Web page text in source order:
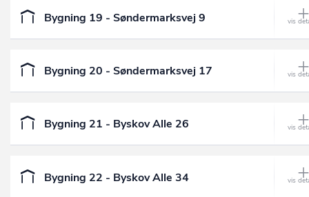
Bygning 19 - Søndermarksvej 9
Bygning 20 - Søndermarksvej 17
Bygning 21 - Byskov Alle 26
Bygning 22 - Byskov Alle 34